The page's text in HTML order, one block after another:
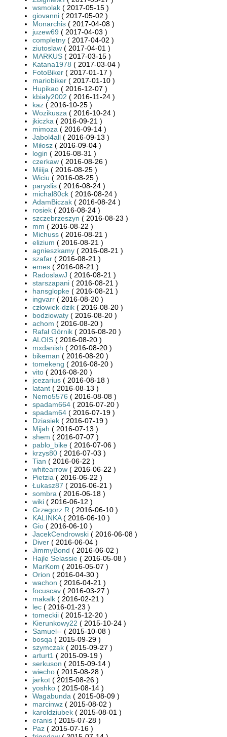
wsmolak ( 2017-05-15 )
giovanni ( 2017-05-02 )
Monarchis ( 2017-04-08 )
juzew69 ( 2017-04-03 )
completny ( 2017-04-02 )
ziutoslaw ( 2017-04-01 )
MARKUS ( 2017-03-15 )
Katana1978 ( 2017-03-04 )
FotoBiker ( 2017-01-17 )
mariobiker ( 2017-01-10 )
Hupikao ( 2016-12-07 )
kbialy2002 ( 2016-11-24 )
kaz ( 2016-10-25 )
Wozikusza ( 2016-10-24 )
jkiczka ( 2016-09-21 )
mimoza ( 2016-09-14 )
Jabol4all ( 2016-09-13 )
Miłosz ( 2016-09-04 )
login ( 2016-08-31 )
czerkaw ( 2016-08-26 )
Miiija ( 2016-08-25 )
Wiciu ( 2016-08-25 )
paryslis ( 2016-08-24 )
michal80ck ( 2016-08-24 )
AdamBiczak ( 2016-08-24 )
rosiek ( 2016-08-24 )
szczebrzeszyn ( 2016-08-23 )
mm ( 2016-08-22 )
Michuss ( 2016-08-21 )
elizium ( 2016-08-21 )
agnieszkamy ( 2016-08-21 )
szafar ( 2016-08-21 )
emes ( 2016-08-21 )
RadoslawJ ( 2016-08-21 )
starszapani ( 2016-08-21 )
hansglopke ( 2016-08-21 )
ingvarr ( 2016-08-20 )
człowiek-dzik ( 2016-08-20 )
bodziowaty ( 2016-08-20 )
achom ( 2016-08-20 )
Rafał Górnik ( 2016-08-20 )
ALOIS ( 2016-08-20 )
mxdanish ( 2016-08-20 )
bikeman ( 2016-08-20 )
tomekeng ( 2016-08-20 )
vito ( 2016-08-20 )
jcezarius ( 2016-08-18 )
latant ( 2016-08-13 )
Nemo5576 ( 2016-08-08 )
spadam664 ( 2016-07-20 )
spadam64 ( 2016-07-19 )
Dziasiek ( 2016-07-19 )
Mijah ( 2016-07-13 )
shem ( 2016-07-07 )
pablo_bike ( 2016-07-06 )
krzys80 ( 2016-07-03 )
Tian ( 2016-06-22 )
whitearrow ( 2016-06-22 )
Pietzia ( 2016-06-22 )
Łukasz87 ( 2016-06-21 )
sombra ( 2016-06-18 )
wiki ( 2016-06-12 )
Grzegorz R ( 2016-06-10 )
KALINKA( 2016-06-10 )
Gio ( 2016-06-10 )
JacekCendrowski ( 2016-06-08 )
Diver ( 2016-06-04 )
JimmyBond ( 2016-06-02 )
Hajle Selassie ( 2016-05-08 )
MarKom ( 2016-05-07 )
Orion ( 2016-04-30 )
wachon ( 2016-04-21 )
focuscav ( 2016-03-27 )
makalk ( 2016-02-21 )
lec ( 2016-01-23 )
tomeckii ( 2015-12-20 )
Kierunkowy22 ( 2015-10-24 )
Samuel-- ( 2015-10-08 )
bosqa ( 2015-09-29 )
szymczak ( 2015-09-27 )
arturt1 ( 2015-09-19 )
serkuson ( 2015-09-14 )
wiecho ( 2015-08-28 )
jarkot ( 2015-08-26 )
yoshko ( 2015-08-14 )
Wagabunda ( 2015-08-09 )
marcinwz ( 2015-08-02 )
karoldziubek ( 2015-08-01 )
eranis ( 2015-07-28 )
Paz ( 2015-07-16 )